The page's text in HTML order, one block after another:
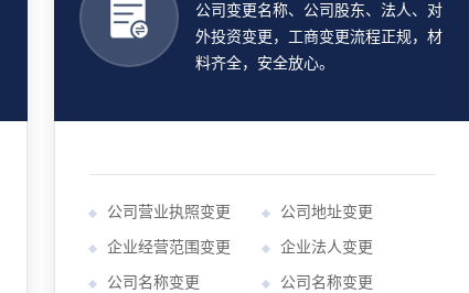
公司变更名称、公司股东、法人、对
外投资变更，工商变更流程正规，材
料齐全，安全放心。
公司营业执照变更 公司地址变更
企业经营范围变更 企业法人变更
公司名称变更 公司名称变更